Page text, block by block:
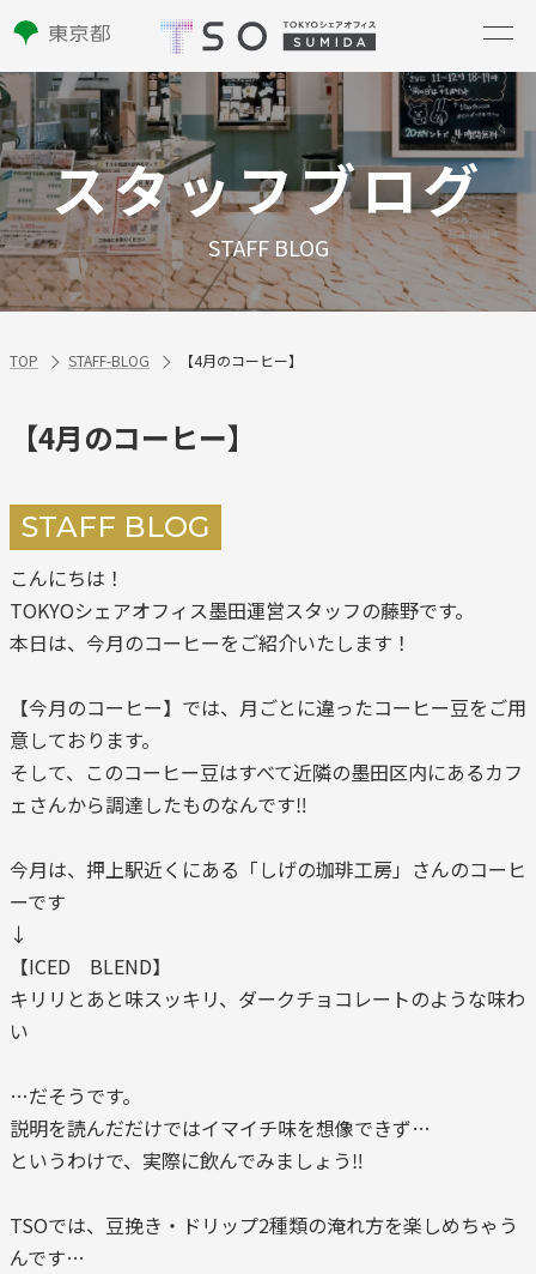
スタッフブログ
STAFF BLOG
TOP STAFF-BLOG 【4月のコーヒー】
【4月のコーヒー】
STAFF BLOG
こんにちは！
TOKYOシェアオフィス墨田運営スタッフの藤野です。
本日は、今月のコーヒーをご紹介いたします！
【今月のコーヒー】では、月ごとに違ったコーヒー豆をご用
意しております。
そして、このコーヒー豆はすべて近隣の墨田区内にあるカフ
ェさんから調達したものなんです‼
今月は、押上駅近くにある「しげの珈琲工房」さんのコーヒ
ーです
↓
【ICED BLEND】
キリリとあと味スッキリ、ダークチョコレートのような味わ
い
…だそうです。
説明を読んだだけではイマイチ味を想像できず…
というわけで、実際に飲んでみましょう‼
TSOでは、豆挽き・ドリップ2種類の淹れ方を楽しめちゃう
んです…